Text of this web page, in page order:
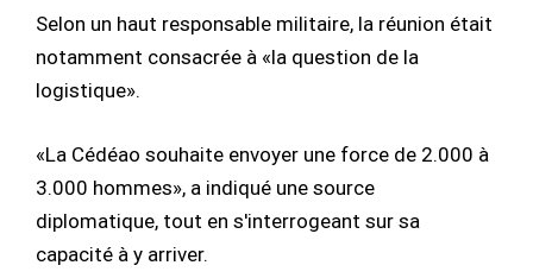
Selon un haut responsable militaire, la réunion était
notamment consacrée à «la question de la
logistique».
«La Cédéao souhaite envoyer une force de 2.000 à
3.000 hommes», a indiqué une source
diplomatique, tout en s'interrogeant sur sa
capacité à y arriver.